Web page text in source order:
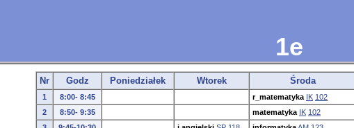
1e
Nr Godz Poniedziałek Wtorek Środa
1 8:00- 8:45 r_matematyka IK 102
2
8:50- 9:35 matematyka IK 102